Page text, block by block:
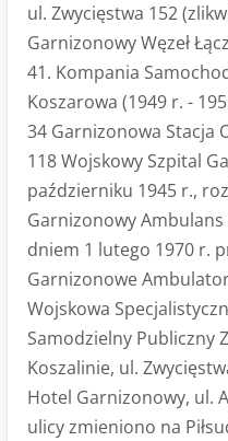
ul. Zwycięstwa 152
Garnizonowy Węzeł
41. Kompania
Koszarowa (1949 r. -
34 Garnizonowa Stacja
118 Wojskowy Szpital
październiku 1945 r.,
Garnizonowy
dniem 1 lutego 1970 r.
Garnizonowe
Wojskowa
Samodzielny Publiczny
Koszalinie, ul.
Hotel Garnizonowy, ul.
ulicy zmieniono na